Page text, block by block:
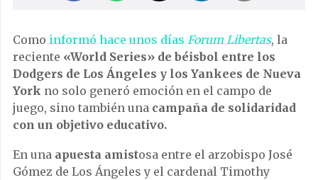
Como informó hace unos días Forum Libertas, la
reciente «World Series» de béisbol entre los
Dodgers de Los Ángeles y los Yankees de Nueva
York no solo generó emoción en el campo de
juego, sino también una campaña de solidaridad
con un objetivo educativo.
En una apuesta amistosa entre el arzobispo José
Gómez de Los Ángeles y el cardenal Timothy